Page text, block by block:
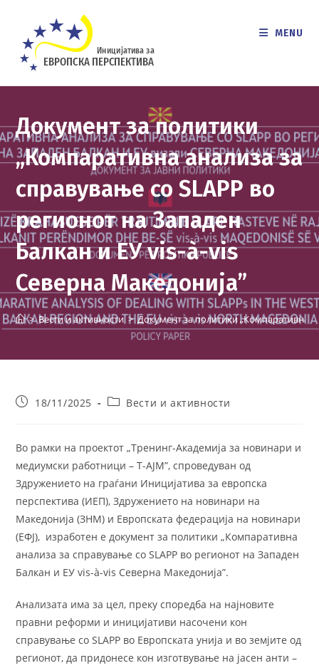
content
MENU
Документ за политики
„Компаративна анализа за
справување со SLAPP во
регионот на Западен
Балкан и ЕУ vis-à-vis
Северна Македонија”
> Вести и активности > Документ за политики „Компаративна
Post18/11/2025
PostВести и активности
Во рамки на проектот „Тренинг-Академија за новинари и
медиумски работници – Т-АЈМ”, спроведуван од
Здружението на граѓани Иницијатива за европска
перспектива (ИЕП), Здружението на новинари на
Македонија (ЗНМ) и Европската федерација на новинари
(ЕФЈ), изработен е документ за политики „Компаративна
анализа за справување со SLAPP во регионот на Западен
Балкан и ЕУ vis-à-vis Северна Македонија”.
Анализата има за цел, преку споредба на најновите
правни реформи и иницијативи насочени кон
справување со SLAPP во Европската унија и во земјите од
регионот, да придонесе кон изготвување на јасен анти –